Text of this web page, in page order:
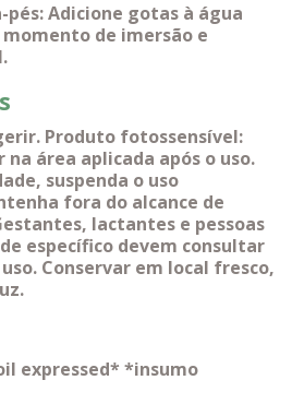
pés: Adicione gotas à água
de imersão e
Produto fotossensível:
área aplicada após o uso.
suspenda o uso
fora do alcance de
lactantes e pessoas
específico devem consultar
Conservar em local fresco,
expressed* *insumo